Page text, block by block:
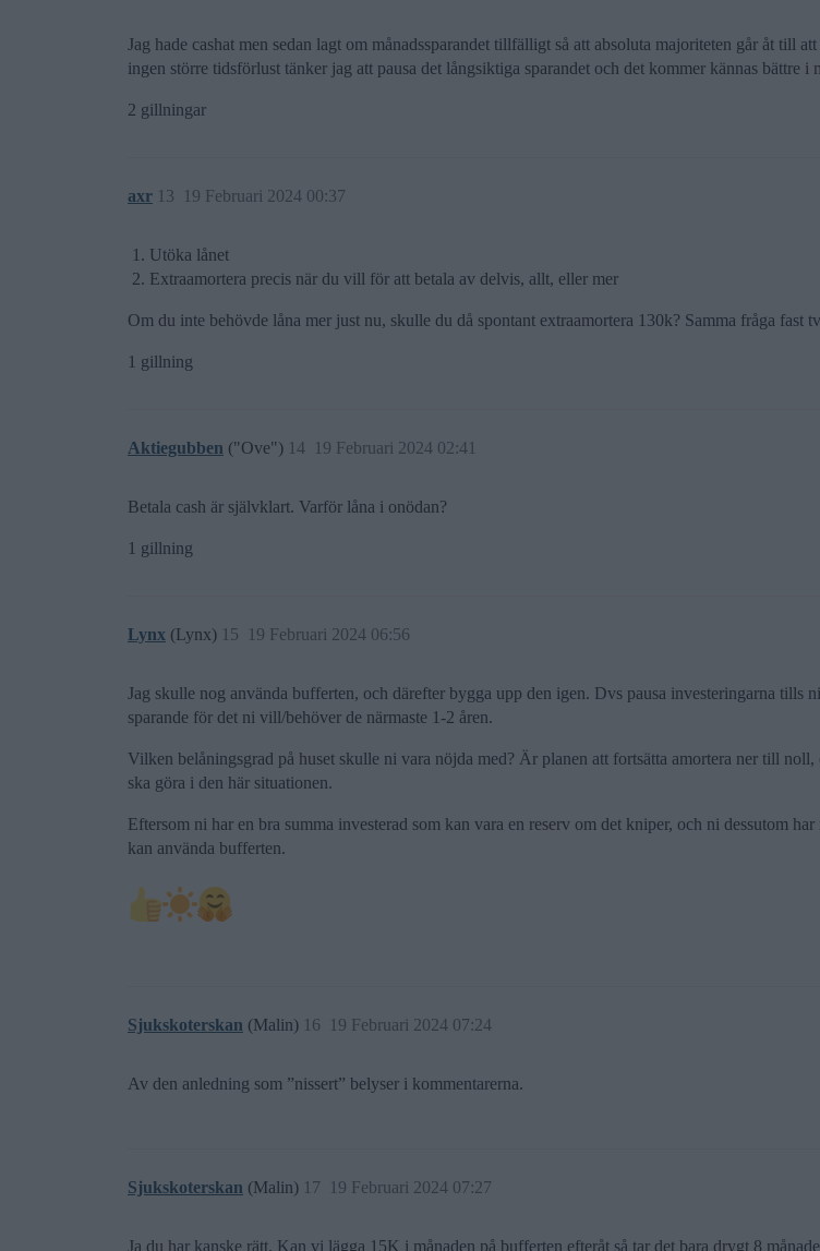
Jag hade cashat men sedan lagt om månadssparandet tillfälligt så att absoluta majoriteten går åt till
ingen större tidsförlust tänker jag att pausa det långsiktiga sparandet och det kommer kännas bättre i
2 gillningar
axr 19 Februari 2024 00:37
13
Utöka lånet
Extraamortera precis när du vill för att betala av delvis, allt, eller mer
Om du inte behövde låna mer just nu, skulle du då spontant extraamortera 130k? Samma fråga fast
1 gillning
Aktiegubben ("Ove") 19 Februari 2024 02:41
14
Betala cash är självklart. Varför låna i onödan?
1 gillning
Lynx (Lynx) 19 Februari 2024 06:56
15
Jag skulle nog använda bufferten, och därefter bygga upp den igen. Dvs pausa investeringarna
sparande för det ni vill/behöver de närmaste 1-2 åren.
Vilken belåningsgrad på huset skulle ni vara nöjda med? Är planen att fortsätta amortera ner till
ska göra i den här situationen.
Eftersom ni har en bra summa investerad som kan vara en reserv om det kniper, och ni dessutom
kan använda bufferten.
Sjukskoterskan (Malin) 19 Februari 2024 07:24
16
Av den anledning som ”nissert” belyser i kommentarerna.
Sjukskoterskan (Malin) 19 Februari 2024 07:27
17
Ja du har kanske rätt. Kan vi lägga 15K i månaden på bufferten efteråt så tar det bara drygt 8